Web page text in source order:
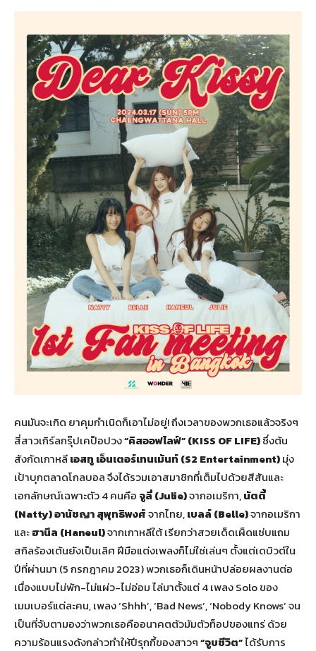
คนมันจะเกิด ยาคุมกำเนิดก็เอาไม่อยู่! ถึงเวลาของพวกเธอแล้วจริงๆ
สี่สาวเกิร์ลกรุ๊ปเคป็อปวง“คิสออฟไลฟ์” (KISS OF LIFE)ซึ่งต้น
สังกัดเกาหลีเอสทูเอ็นเตอร์เทนเม้นท์ (S2 Entertainment)มุ่ง
เป้าบุกตลาดโกลบอล จึงได้รวมเอาสมาชิกที่เต็มไปด้วยสีสันและ
เอกลักษณ์เฉพาะตัว 4 คนคือ จูลี่ (Julie)จากอเมริกา,นัตตี้
(Natty) อานัชญา สุพุทธิพงศ์จากไทย,เบลล์ (Belle)จากอเมริกา
และฮานึล (Haneul)จากเกาหลีใต้ เรียกว่าสวยเด็ดเผ็ดแซ่บแถม
สกิลร้องเต้นยังเป็นเลิศ ฝีมือแต่งเพลงก็ไม่ใช่เล่นๆ ตั้งแต่เดบิวต์ใน
ปีที่ผ่านมา (5 กรกฎาคม 2023) พวกเธอก็เดินหน้าปล่อยผลงานต่อ
เนื่องแบบไม่พัก-ไม่แผ่ว-ไม่อ่อม ไล่มาตั้งแต่ 4 เพลง Solo ของ
เมมเบอร์แต่ละคน, เพลง ‘Shhh’, ‘Bad News’, ‘Nobody Knows’ จน
เป็นที่จับตามองว่าพวกเธอคืออนาคตตัวมัมตัวท็อปของแทร่ ด้วย
ความร้อนแรงดังกล่าวทำให้ปีรุกกี้ของสาวๆ“จูบชีวิต”ได้รับการ